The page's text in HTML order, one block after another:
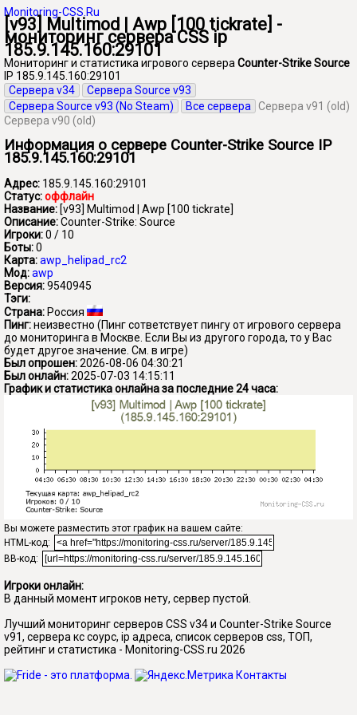
Monitoring-CSS.Ru
[v93] Multimod | Awp [100 tickrate] -
мониторинг сервера CSS ip
185.9.145.160:29101
Мониторинг и статистика игрового сервера Counter-Strike Source
IP 185.9.145.160:29101
Сервера v34
Сервера Source v93
Сервера Source v93 (No Steam)
Все сервера
Сервера v91 (old)
Сервера v90 (old)
Информация о сервере Counter-Strike Source IP
185.9.145.160:29101
Адрес: 185.9.145.160:29101
Статус:оффлайн
Название: [v93] Multimod | Awp [100 tickrate]
Описание:Counter-Strike: Source
Игроки:0 / 10
Боты:0
Карта:awp_helipad_rc2
Мод:awp
Версия:9540945
Тэги:
Страна: Россия
Пинг:неизвестно (Пинг сответствует пингу от игрового сервера
до мониторинга в Москве. Если Вы из другого города, то у Вас
будет другое значение. См. в игре)
Был опрошен:2026-08-06 04:30:21
Был онлайн:2025-07-03 14:15:11
График и статистика онлайна за последние 24 часа:
Вы можете разместить этот график на вашем сайте:
HTML-код:
BB-код:
Игроки онлайн:
В данный момент игроков нету, сервер пустой.
Лучший мониторинг серверов CSS v34 и Counter-Strike Source
v91, сервера кс соурс, ip адреса, список серверов css, ТОП,
рейтинг и статистика - Monitoring-CSS.ru 2026
Контакты